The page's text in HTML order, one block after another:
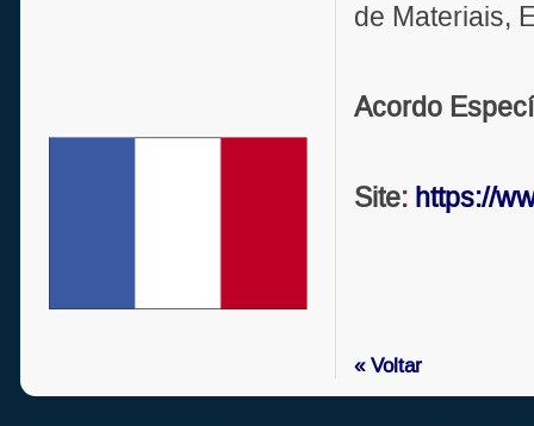
de Materiais,
Acordo
Site: https://
« Voltar